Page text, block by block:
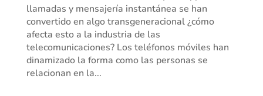
llamadas y mensajería instantánea se han
convertido en algo transgeneracional ¿cómo
afecta esto a la industria de las
telecomunicaciones? Los teléfonos móviles han
dinamizado la forma como las personas se
relacionan en la...